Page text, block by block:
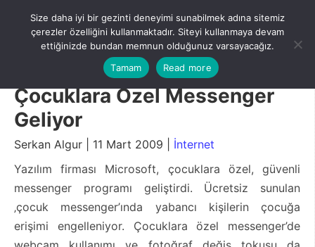
content
Menu
Çocuklara Özel Messenger
Geliyor
Serkan Algur | 11 Mart 2009 | İnternet
Yazılım firması Microsoft, çocuklara özel, güvenli
messenger programı geliştirdi. Ücretsiz sunulan
‚çocuk messenger’ında yabancı kişilerin çocuğa
erişimi engelleniyor. Çocuklara özel messenger’de
Size daha iyi bir gezinti deneyimi sunabilmek adına sitemiz
çerezler özelliğini kullanmaktadır. Siteyi kullanmaya devam
ettiğinizde bundan memnun olduğunuz varsayacağız.
Tamam
Read more